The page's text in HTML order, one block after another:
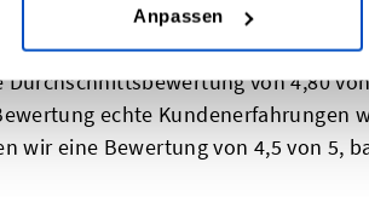
Anpassen
In den letzten zehn Jahren
von 4,80
echte Kundenerfahrungen
wir eine Bewertung von 4,5 von 5,